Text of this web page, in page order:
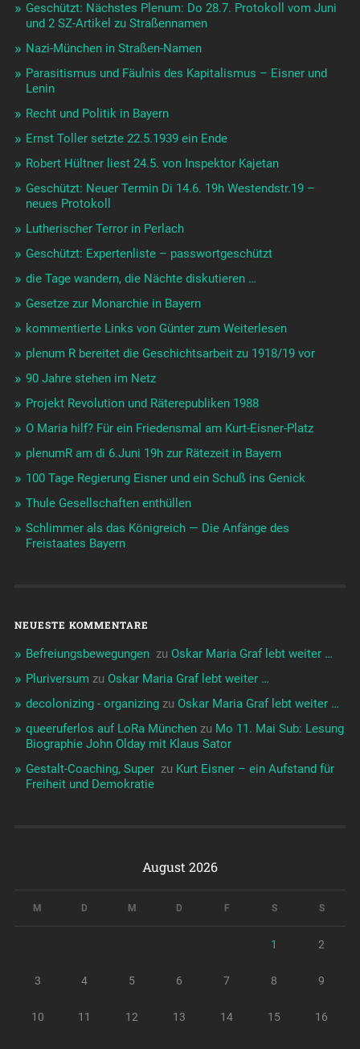
Geschützt: Nächstes Plenum: Do 28.7. Protokoll vom Juni
und 2 SZ-Artikel zu Straßennamen
Nazi-München in Straßen-Namen
Parasitismus und Fäulnis des Kapitalismus – Eisner und
Lenin
Recht und Politik in Bayern
Ernst Toller setzte 22.5.1939 ein Ende
Robert Hültner liest 24.5. von Inspektor Kajetan
Geschützt: Neuer Termin Di 14.6. 19h Westendstr.19 –
neues Protokoll
Lutherischer Terror in Perlach
Geschützt: Expertenliste – passwortgeschützt
die Tage wandern, die Nächte diskutieren …
Gesetze zur Monarchie in Bayern
kommentierte Links von Günter zum Weiterlesen
plenum R bereitet die Geschichtsarbeit zu 1918/19 vor
90 Jahre stehen im Netz
Projekt Revolution und Räterepubliken 1988
O Maria hilf? Für ein Friedensmal am Kurt-Eisner-Platz
plenumR am di 6.Juni 19h zur Rätezeit in Bayern
100 Tage Regierung Eisner und ein Schuß ins Genick
Thule Gesellschaften enthüllen
Schlimmer als das Königreich — Die Anfänge des
Freistaates Bayern
NEUESTE KOMMENTARE
Befreiungsbewegungen ️‍ zu Oskar Maria Graf lebt weiter …
Pluriversum zu Oskar Maria Graf lebt weiter …
decolonizing - organizingzu Oskar Maria Graf lebt weiter …
queeruferlos auf LoRa Münchenzu Mo 11. Mai Sub: Lesung
Biographie John Olday mit Klaus Sator
Gestalt-Coaching, Super ️‍ zu Kurt Eisner – ein Aufstand für
Freiheit und Demokratie
August 2026
M D M D F S S
1 2
3 4 5 6 7 8 9
10 11 12 13 14 15 16